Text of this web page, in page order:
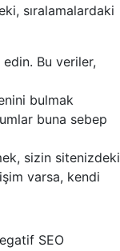
sıralamalardaki
Bu veriler,
bulmak
buna sebep
sizin sitenizdeki
varsa, kendi
SEO